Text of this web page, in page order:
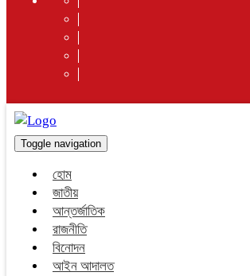
Toggle navigation
হোম
জাতীয়
আন্তর্জাতিক
রাজনীতি
বিনোদন
আইন আদালত